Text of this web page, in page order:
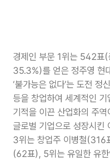
경제인 부문 1위는 542표
35.3%)를 얻은 정주영 현
‘불가능은 없다’는 도전 정
등을 창업하여 세계적인 기
기적을 이끈 산업화의 주
글로벌 기업으로 성장시
3위는 창업주 이병철(316
(62표), 5위는 유일한 유